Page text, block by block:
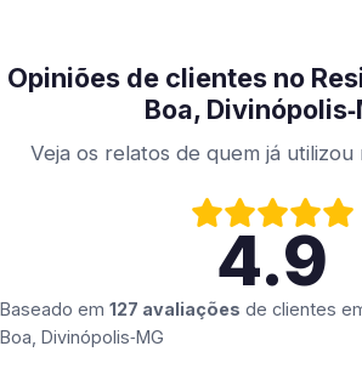
Opiniões de clientes no
Boa,
Veja os relatos de quem já utilizou
4.9
Baseado em 127 avaliações de clientes
Boa, Divinópolis‑MG